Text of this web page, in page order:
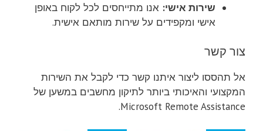
שירות אישי: אנו מתייחסים לכל לקוח באופן
אישי ומקפידים על שירות מותאם אישית.
צור קשר
אל תהססו ליצור איתנו קשר כדי לקבל את השירות
המקצועי והאיכותי ביותר לתיקון מחשבים במשען של
Microsoft Remote Assistance.